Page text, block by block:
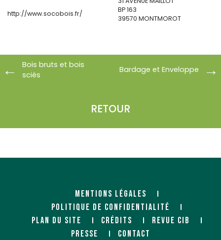
http://www.socobois.fr/
BP 163
39570 MONTMOROT
https://www.socobois.fr/ http://www.sonnier.fr/
Bois bruts et bois
sciés
RETOUR
Bardage et Enveloppe
MENTIONS LÉGALES
POLITIQUE DE CONFIDENTIALITÉ
PLAN DU SITE
CRÉDITS
REVUE CIB
PRESSE
CONTACT